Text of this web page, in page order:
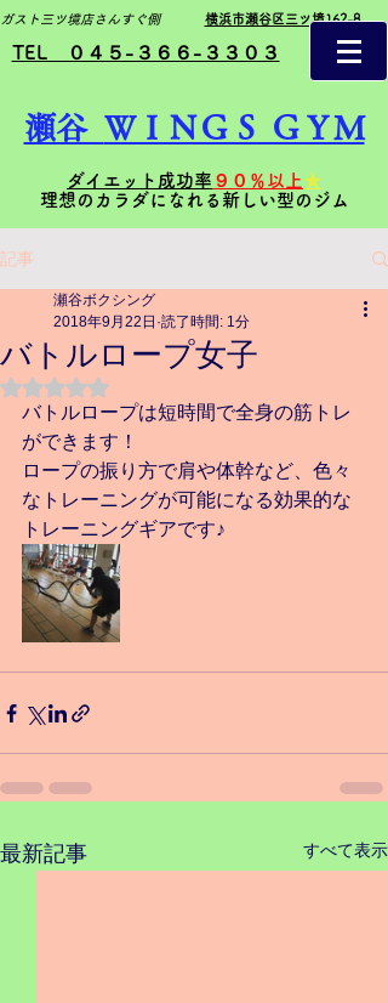
TEL ０４５-３６６-３３０３
ガスト三ツ境店さんすぐ側 横浜市瀬谷区三ツ境162-8
瀬谷 ＷＩＮＧＳ ＧＹＭ
ダイエット成功率 ９０％以上 ★
理想のカラダになれる新しい型のジム
記事
バトルロープ女子
瀬谷ボクシング
2018年9月22日 読了時間: 1分
5つ星のうちNaNと評価されています。
バトルロープは短時間で全身の筋トレ
ができます！
ロープの振り方で肩や体幹など、色々
なトレーニングが可能になる効果的な
トレーニングギアです♪
最新記事 すべて表示